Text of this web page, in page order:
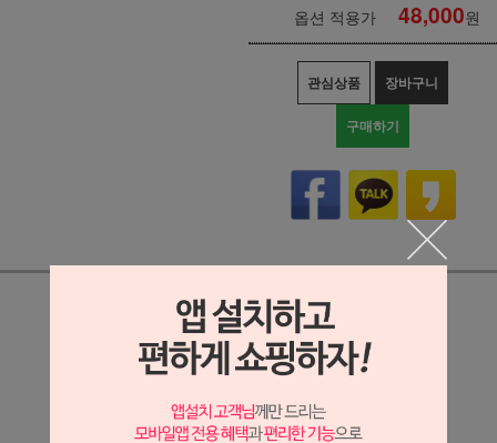
옵션 적용가 48,000원
관심상품 장바구니
구매하기
상세정보 새창 열기